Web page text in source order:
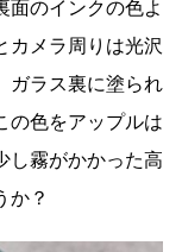
面のインクの色よ
カメラ周りは光沢
ガラス裏に塗られ
の色をアップルは
し霧がかかった高
か？